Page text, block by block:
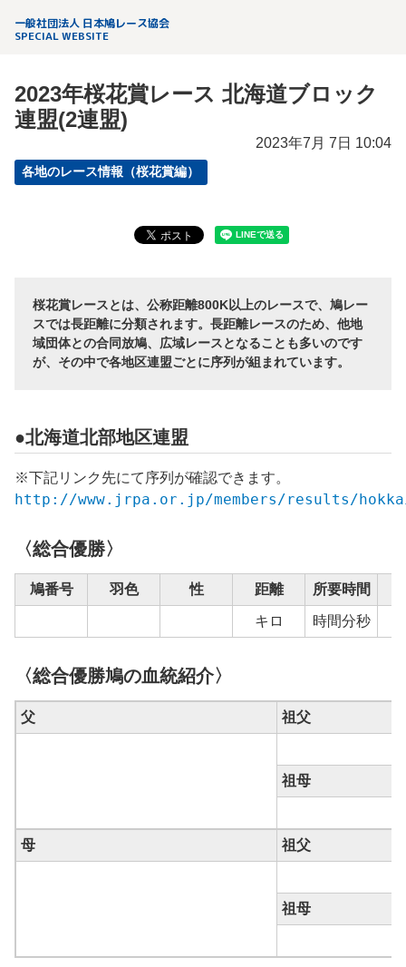
一般社団法人 日本鳩レース協会
SPECIAL WEBSITE
2023年桜花賞レース 北海道ブロック
連盟(2連盟)
2023年7月 7日 10:04
各地のレース情報（桜花賞編）
桜花賞レースとは、公称距離800K以上のレースで、鳩レー
スでは長距離に分類されます。長距離レースのため、他地
域団体との合同放鳩、広域レースとなることも多いのです
が、その中で各地区連盟ごとに序列が組まれています。
●北海道北部地区連盟
※下記リンク先にて序列が確認できます。
http://www.jrpa.or.jp/members/results/
〈総合優勝〉
鳩番号 羽色 性 距離 所要時間
キロ 時間分秒
〈総合優勝鳩の血統紹介〉
父 祖父
祖母
母 祖父
祖母